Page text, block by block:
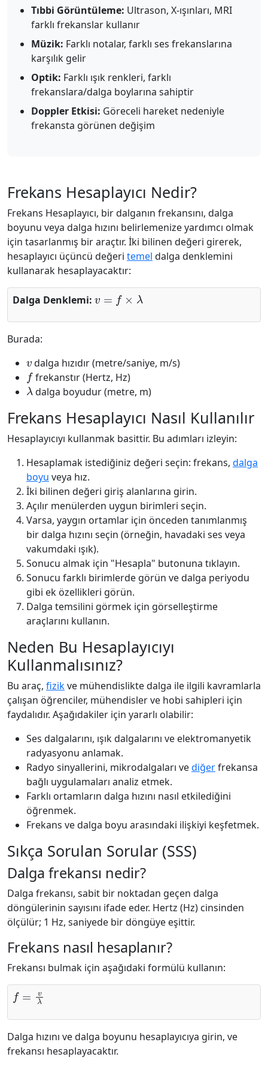
Tıbbi Görüntüleme: Ultrason, X-ışınları, MRI
farklı frekanslar kullanır
Müzik: Farklı notalar, farklı ses frekanslarına
karşılık gelir
Optik: Farklı ışık renkleri, farklı
frekanslara/dalga boylarına sahiptir
Doppler Etkisi: Göreceli hareket nedeniyle
frekansta görünen değişim
Frekans Hesaplayıcı Nedir?
Frekans Hesaplayıcı, bir dalganın frekansını, dalga
boyunu veya dalga hızını belirlemenize yardımcı olmak
için tasarlanmış bir araçtır. İki bilinen değeri girerek,
hesaplayıcı üçüncü değeri temel dalga denklemini
kullanarak hesaplayacaktır:
Dalga Denklemi:
v=f×λ
Burada:
dalga hızıdır (metre/saniye, m/s)
f
frekanstır (Hertz, Hz)
λ
dalga boyudur (metre, m)
Frekans Hesaplayıcı Nasıl Kullanılır
Hesaplayıcıyı kullanmak basittir. Bu adımları izleyin:
Hesaplamak istediğiniz değeri seçin: frekans, dalga
boyu veya hız.
İki bilinen değeri giriş alanlarına girin.
Açılır menülerden uygun birimleri seçin.
Varsa, yaygın ortamlar için önceden tanımlanmış
bir dalga hızını seçin (örneğin, havadaki ses veya
vakumdaki ışık).
Sonucu almak için "Hesapla" butonuna tıklayın.
Sonucu farklı birimlerde görün ve dalga periyodu
gibi ek özellikleri görün.
Dalga temsilini görmek için görselleştirme
araçlarını kullanın.
Neden Bu Hesaplayıcıyı
Kullanmalısınız?
Bu araç, fizikve mühendislikte dalga ile ilgili kavramlarla
çalışan öğrenciler, mühendisler ve hobi sahipleri için
faydalıdır. Aşağıdakiler için yararlı olabilir:
Ses dalgalarını, ışık dalgalarını ve elektromanyetik
radyasyonu anlamak.
Radyo sinyallerini, mikrodalgaları vediğerfrekansa
bağlı uygulamaları analiz etmek.
Farklı ortamların dalga hızını nasıl etkilediğini
öğrenmek.
Frekans ve dalga boyu arasındaki ilişkiyi keşfetmek.
Sıkça Sorulan Sorular (SSS)
Dalga frekansı nedir?
Dalga frekansı, sabit bir noktadan geçen dalga
döngülerinin sayısını ifade eder. Hertz (Hz) cinsinden
ölçülür; 1 Hz, saniyede bir döngüye eşittir.
Frekans nasıl hesaplanır?
Frekansı bulmak için aşağıdaki formülü kullanın:
f=vλ
Dalga hızını ve dalga boyunu hesaplayıcıya girin, ve
frekansı hesaplayacaktır.